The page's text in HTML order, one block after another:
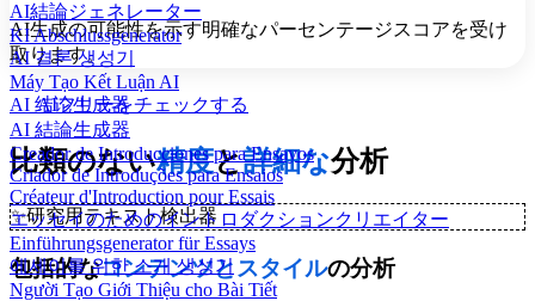
AI結論ジェネレーター
KI Abschlussgenerator
AI 결론 생성기
Máy Tạo Kết Luận AI
AI 结论生成器
AI 結論生成器
Creador de Introducciones para Ensayos
Criador de Introduções para Ensaios
Créateur d'Introduction pour Essais
エッセイのためのイントロダクションクリエイター
Einführungsgenerator für Essays
에세이를 위한 소개 생성기
Người Tạo Giới Thiệu cho Bài Tiết
AI生成の可能性を示す明確なパーセンテージスコアを受け
取ります。
AIフリーをチェックする
比類のない精度と詳細な分析
✨研究用テキスト検出器
包括的なコンテンツとスタイルの分析